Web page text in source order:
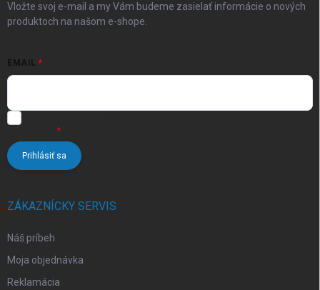
Vložte svoj e-mail a my Vám budeme zasielať informácie o nových
produktoch na našom e-shope.
EMAIL
Prihlásiť sa
ZÁKAZNÍCKY SERVIS
Náš príbeh
Moja objednávka
Reklamácia